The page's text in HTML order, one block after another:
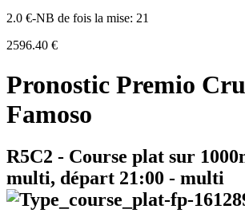
2.0 €-NB de fois la mise: 21
2596.40 €
Pronostic Premio
Famoso
R5C2 - Course plat sur
multi, départ 21:00 - multi